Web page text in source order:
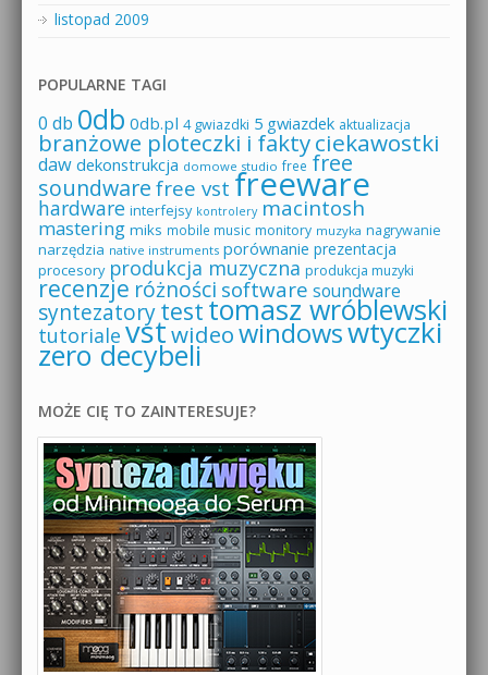
listopad 2009
POPULARNE TAGI
0 db 0db 0db.pl 4 gwiazdki 5 gwiazdek aktualizacja
branżowe ploteczki i faktyciekawostki
daw dekonstrukcja domowe studio free free
soundware free vst freeware
hardware interfejsy kontrolery macintosh
mastering miks mobile music monitory muzyka nagrywanie
narzędzia native instruments porównanie prezentacja
procesory produkcja muzyczna produkcja muzyki
recenzje różności software soundware
syntezatorytesttomasz wróblewski
tutoriale vstwideowindowswtyczki
zero decybeli
MOŻE CIĘ TO ZAINTERESUJE?